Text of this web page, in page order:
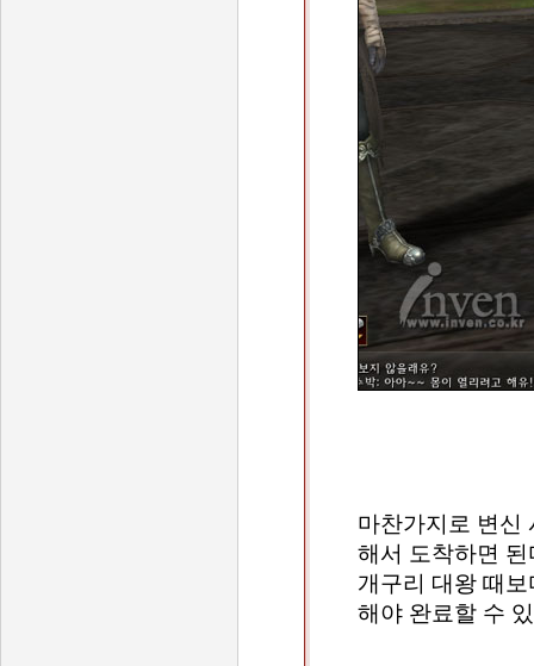
마찬가지로 변신
해서 도착하면 된
개구리 대왕 때
해야 완료할 수